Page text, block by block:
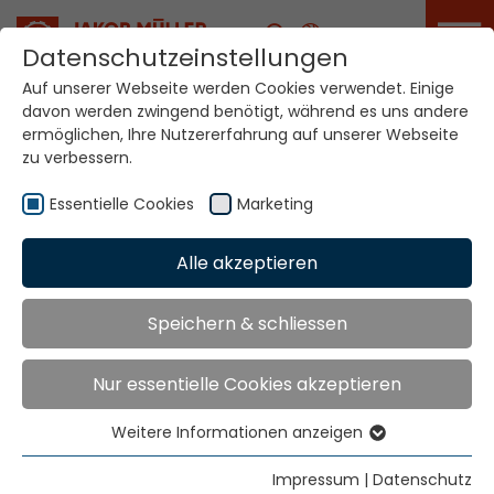
Karriere
Ihre Welt. Unsere
Technologien.
Home Spainien
Globale Präsenz
JORVITEC S.L.
C/ Arquitecte Moragas. 20
Pol. Ind. Fondo d´en Peixo
Datenschutzeinstellungen
Auf unserer Webseite werden Cookies verwendet. Einige
davon werden zwingend benötigt, während es uns andere
ermöglichen, Ihre Nutzererfahrung auf unserer Webseite
zu verbessern.
Essentielle Cookies Marketing
Alle akzeptieren
Speichern & schliessen
Nur essentielle Cookies akzeptieren
Essentielle Cookies
Essentielle Cookies werden für grundlegende
Weitere Informationen anzeigen
Impressum | Datenschutz